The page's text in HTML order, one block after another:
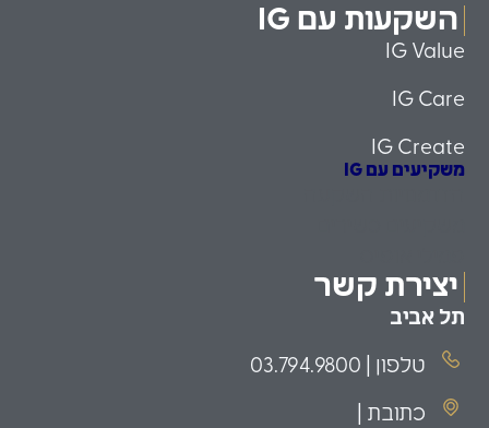
השקעות עם IG
IG Value
IG Care
IG Create
משקיעים עם IG
יצירת קשר
תל אביב
טלפון | 03.794.9800
כתובת |